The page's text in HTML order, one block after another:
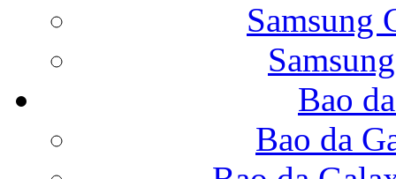
Nắp lưng Samsung
Samsung
Bao
Bao da